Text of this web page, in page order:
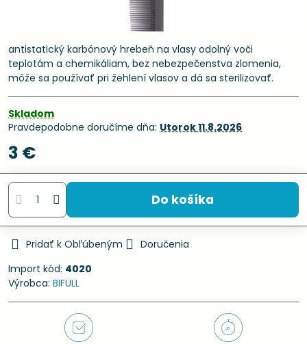
antistatický karbónový hrebeň na vlasy odolný voči
teplotám a chemikáliam, bez nebezpečenstva zlomenia,
môže sa používať pri žehlení vlasov a dá sa sterilizovať.
Skladom
Pravdepodobne doručíme dňa: Utorok11.8.2026
3 €
Do košíka
Pridať k Obľúbeným
Doručenia
Import kód: 4020
Výrobca: BIFULL